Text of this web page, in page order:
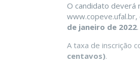
O candidato deverá
de janeiro de 2022
A taxa de inscrição
centavos).